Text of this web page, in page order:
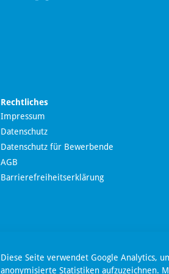
Rechtliches
Impressum
Datenschutz
Datenschutz für Bewerbende
AGB
Barrierefreiheitserklärung
Diese Seite verwendet Google Analytics,
anonymisierte Statistiken aufzuzeichnen.